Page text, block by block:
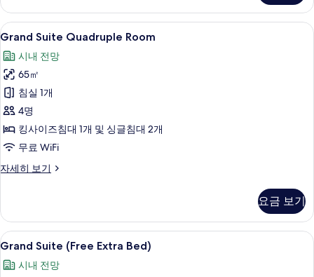
persons
자
세
보
기
Grand
Suite
Quadruple
Room
사
진
모
두
보
고급 침구, 오리/거위털 이불, 미니바,
7
Grand Suite Quadruple Room
시내 전망
65㎡
침실 1개
4명
킹사이즈침대 1개 및 싱글침대 2개
무료 WiFi
자세히 보기
Grand
자
세
히
기
요금 보기
Grand
Suite
(Free
고급 침구, 오리/거위털 이불, 미니바,
7
Grand Suite (Free Extra Bed)
시내 전망